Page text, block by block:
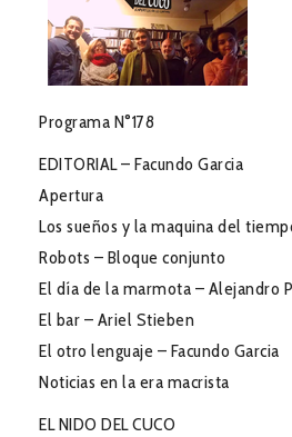
Programa N°178
EDITORIAL – Facundo Garcia
Apertura
Los sueños y la maquina del
Robots – Bloque conjunto
El día de la marmota – Alejandro
El bar – Ariel Stieben
El otro lenguaje – Facundo Garcia
Noticias en la era macrista
EL NIDO DEL CUCO